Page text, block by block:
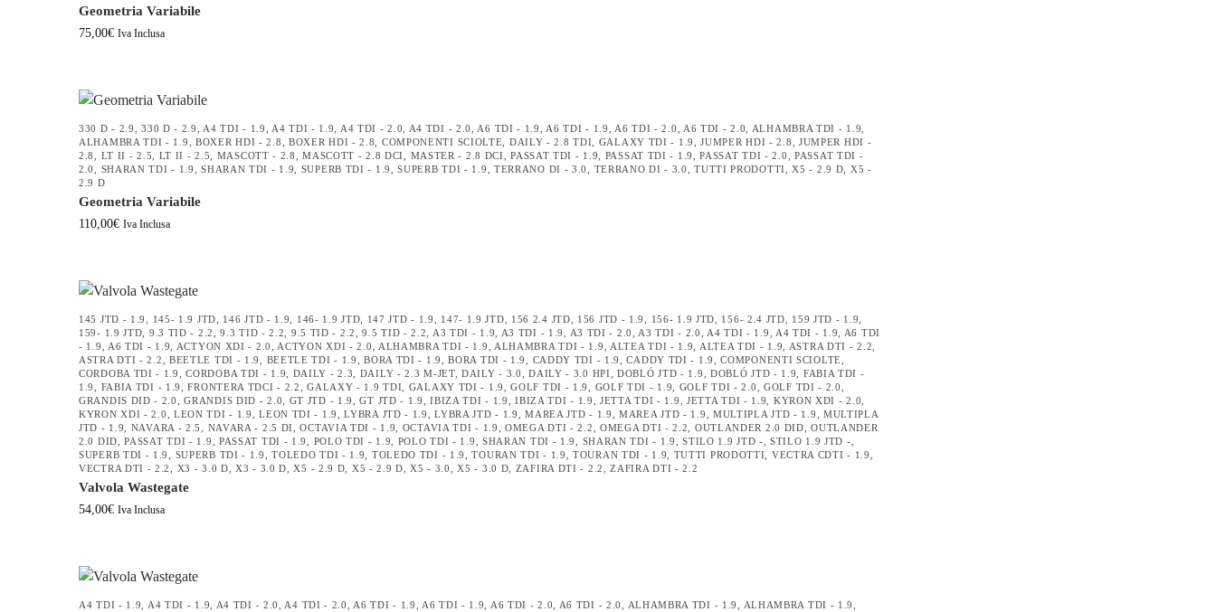
Geometria Variabile
75,00€ Iva Inclusa
330 D - 2.9,330 D - 2.9,A4 TDI - 1.9,A4 TDI - 1.9, A4 TDI - 2.0, A4 TDI - 2.0,A6 TDI - 1.9,A6 TDI - 1.9,A6 TDI - 2.0, A6 TDI - 2.0, ALHAMBRA TDI - 1.9,
ALHAMBRA TDI - 1.9,BOXER HDI - 2.8, BOXER HDI - 2.8, COMPONENTI SCIOLTE, DAILY - 2.8 TDI, GALAXY TDI - 1.9,JUMPER HDI - 2.8, JUMPER HDI -
2.8, LT II - 2.5, LT II - 2.5, MASCOTT - 2.8,MASCOTT - 2.8 DCI, MASTER - 2.8 DCI,PASSAT TDI - 1.9, PASSAT TDI - 1.9,PASSAT TDI - 2.0, PASSAT TDI -
2.0, SHARAN TDI - 1.9,SHARAN TDI - 1.9, SUPERB TDI - 1.9,SUPERB TDI - 1.9, TERRANO DI - 3.0, TERRANO DI - 3.0,TUTTI PRODOTTI,X5 - 2.9 D, X5 -
2.9 D
Geometria Variabile
110,00€ Iva Inclusa
145 JTD - 1.9, 145- 1.9 JTD, 146 JTD - 1.9, 146- 1.9 JTD, 147 JTD - 1.9, 147- 1.9 JTD, 156 2.4 JTD, 156 JTD - 1.9, 156- 1.9 JTD, 156- 2.4 JTD, 159 JTD - 1.9,
159- 1.9 JTD, 9.3 TID - 2.2,9.3 TID - 2.2, 9.5 TID - 2.2,9.5 TID - 2.2, A3 TDI - 1.9, A3 TDI - 1.9, A3 TDI - 2.0,A3 TDI - 2.0,A4 TDI - 1.9, A4 TDI - 1.9, A6 TDI
- 1.9, A6 TDI - 1.9, ACTYON XDI - 2.0,ACTYON XDI - 2.0, ALHAMBRA TDI - 1.9, ALHAMBRA TDI - 1.9, ALTEA TDI - 1.9, ALTEA TDI - 1.9, ASTRA DTI - 2.2,
ASTRA DTI - 2.2, BEETLE TDI - 1.9, BEETLE TDI - 1.9,BORA TDI - 1.9,BORA TDI - 1.9, CADDY TDI - 1.9,CADDY TDI - 1.9,COMPONENTI SCIOLTE,
CORDOBA TDI - 1.9,CORDOBA TDI - 1.9, DAILY - 2.3, DAILY - 2.3 M-JET,DAILY - 3.0,DAILY - 3.0 HPI,DOBLÓ JTD - 1.9, DOBLÓ JTD - 1.9, FABIA TDI -
1.9, FABIA TDI - 1.9,FRONTERA TDCI - 2.2,GALAXY - 1.9 TDI, GALAXY TDI - 1.9,GOLF TDI - 1.9, GOLF TDI - 1.9, GOLF TDI - 2.0,GOLF TDI - 2.0,
GRANDIS DID - 2.0,GRANDIS DID - 2.0, GT JTD - 1.9,GT JTD - 1.9,IBIZA TDI - 1.9,IBIZA TDI - 1.9,JETTA TDI - 1.9, JETTA TDI - 1.9, KYRON XDI - 2.0,
KYRON XDI - 2.0, LEON TDI - 1.9,LEON TDI - 1.9,LYBRA JTD - 1.9,LYBRA JTD - 1.9,MAREA JTD - 1.9,MAREA JTD - 1.9, MULTIPLA JTD - 1.9, MULTIPLA
JTD - 1.9, NAVARA - 2.5, NAVARA - 2.5 DI,OCTAVIA TDI - 1.9, OCTAVIA TDI - 1.9,OMEGA DTI - 2.2, OMEGA DTI - 2.2, OUTLANDER 2.0 DID,OUTLANDER
2.0 DID,PASSAT TDI - 1.9, PASSAT TDI - 1.9, POLO TDI - 1.9, POLO TDI - 1.9, SHARAN TDI - 1.9, SHARAN TDI - 1.9,STILO 1.9 JTD -,STILO 1.9 JTD -,
SUPERB TDI - 1.9, SUPERB TDI - 1.9,TOLEDO TDI - 1.9, TOLEDO TDI - 1.9,TOURAN TDI - 1.9,TOURAN TDI - 1.9, TUTTI PRODOTTI, VECTRA CDTI - 1.9,
VECTRA DTI - 2.2, X3 - 3.0 D,X3 - 3.0 D,X5 - 2.9 D, X5 - 2.9 D,X5 - 3.0,X5 - 3.0 D, ZAFIRA DTI - 2.2,ZAFIRA DTI - 2.2
Valvola Wastegate
54,00€ Iva Inclusa
A4 TDI - 1.9, A4 TDI - 1.9, A4 TDI - 2.0,A4 TDI - 2.0,A6 TDI - 1.9,A6 TDI - 1.9, A6 TDI - 2.0, A6 TDI - 2.0, ALHAMBRA TDI - 1.9, ALHAMBRA TDI - 1.9,